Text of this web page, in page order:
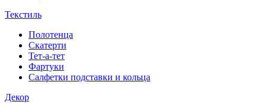
Текстиль
Полотенца
Скатерти
Тет-а-тет
Фартуки
Салфетки подставки и кольца
Декор